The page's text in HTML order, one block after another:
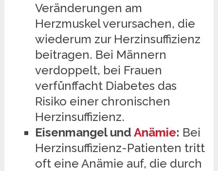
Veränderungen am
Herzmuskel verursachen, die
wiederum zur Herzinsuffizienz
beitragen. Bei Männern
verdoppelt, bei Frauen
verfünffacht Diabetes das
Risiko einer chronischen
Herzinsuffizienz.
Eisenmangel und Anämie: Bei
Herzinsuffizienz-Patienten tritt
oft eine Anämie auf, die durch